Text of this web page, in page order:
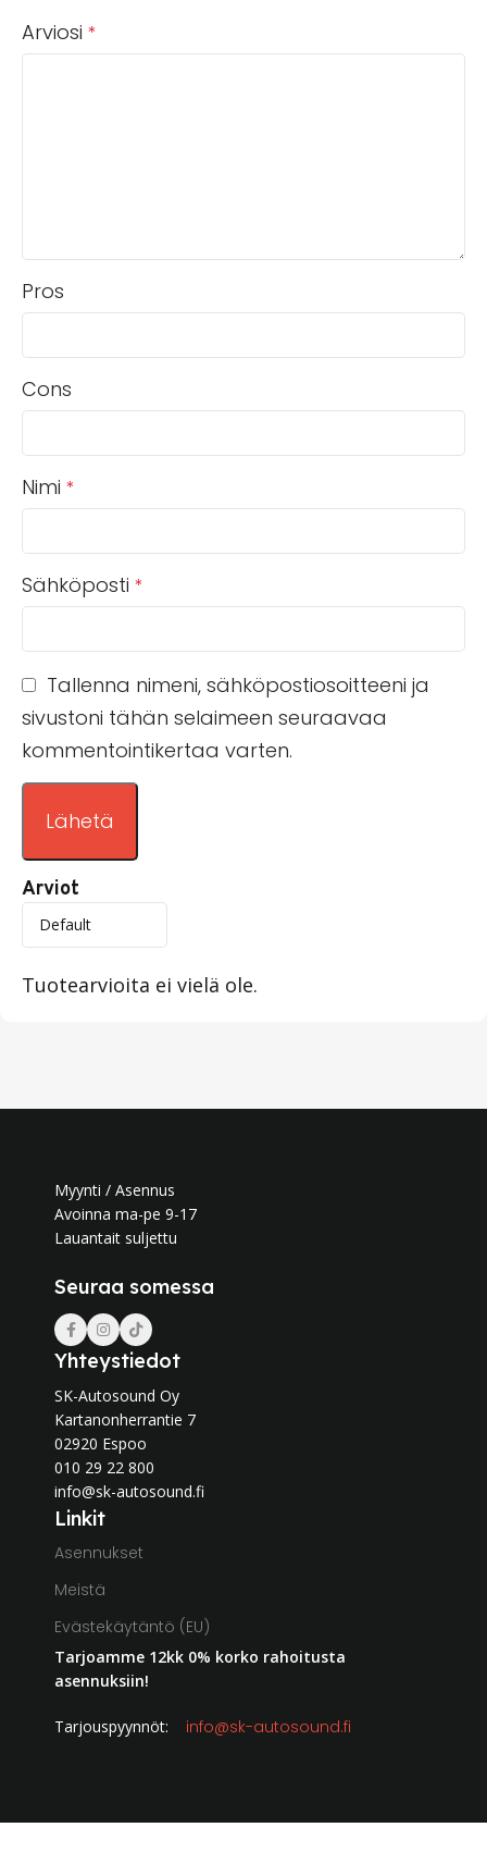
Arviot
Tuotearvioita ei vielä ole.
Arviosi *
Pros
Cons
Nimi *
Sähköposti *
Tallenna nimeni, sähköpostiosoitteeni ja
sivustoni tähän selaimeen seuraavaa
kommentointikertaa varten.
Myynti / Asennus
Avoinna ma-pe 9-17
Lauantait suljettu
Seuraa somessa
Yhteystiedot
SK-Autosound Oy
Kartanonherrantie 7
02920 Espoo
010 29 22 800
info@sk-autosound.fi
Linkit
Asennukset
Meistä
Evästekäytäntö (EU)
Tarjoamme 12kk 0% korko rahoitusta
asennuksiin!
Tarjouspyynnöt: info@sk-autosound.fi